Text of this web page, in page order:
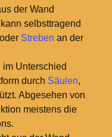
der Wand
selbsttragend
oder Streben an der
Unterschied
durch Säulen,
Abgesehen von
meistens die